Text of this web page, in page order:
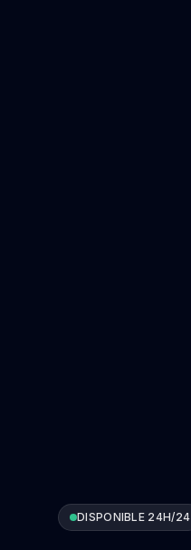
DISPONIBLE 24H/24